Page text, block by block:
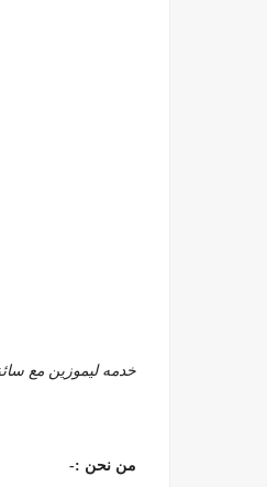
خدمه ليموزين مع سائق |
من نحن :-